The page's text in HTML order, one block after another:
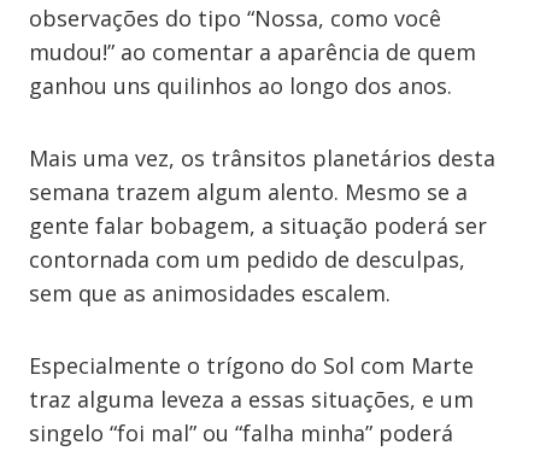
observações do tipo “Nossa, como você
mudou!” ao comentar a aparência de quem
ganhou uns quilinhos ao longo dos anos.
Mais uma vez, os trânsitos planetários desta
semana trazem algum alento. Mesmo se a
gente falar bobagem, a situação poderá ser
contornada com um pedido de desculpas,
sem que as animosidades escalem.
Especialmente o trígono do Sol com Marte
traz alguma leveza a essas situações, e um
singelo “foi mal” ou “falha minha” poderá